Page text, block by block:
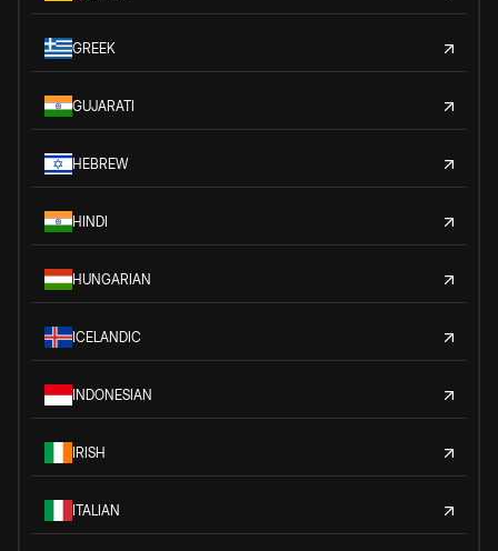
GREEK
GUJARATI
HEBREW
HINDI
HUNGARIAN
ICELANDIC
INDONESIAN
IRISH
ITALIAN